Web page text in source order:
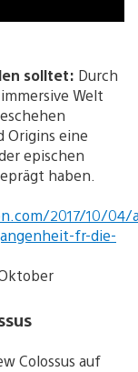
solltet: Durch
Welt
Origins eine
epischen
haben.
2017/10/04/
fr-die-
Colossus auf